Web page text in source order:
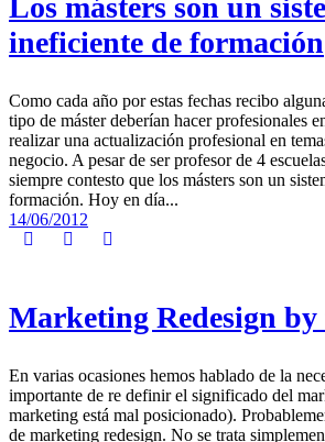
Los másters son un
ineficiente de formación
Como cada año por estas fechas recibo
tipo de máster deberían hacer profesionales
realizar una actualización profesional en
negocio. A pesar de ser profesor de 4
siempre contesto que los másters son un
formación. Hoy en día...
14/06/2012
Marketing Redesign
En varias ocasiones hemos hablado de la
importante de re definir el significado del
marketing está mal posicionado).
de marketing redesign. No se trata